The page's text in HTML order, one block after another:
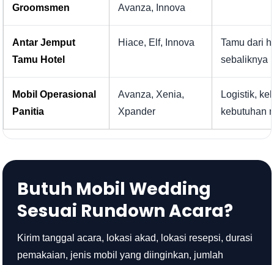
Groomsmen
Avanza, Innova
Antar Jemput
Tamu Hotel
Hiace, Elf, Innova
Tamu dari
sebaliknya
Mobil Operasional
Panitia
Avanza, Xenia,
Xpander
Logistik,
kebutuhan
Butuh Mobil Wedding
Sesuai Rundown Acara?
Kirim tanggal acara, lokasi akad, lokasi resepsi, durasi
pemakaian, jenis mobil yang diinginkan, jumlah